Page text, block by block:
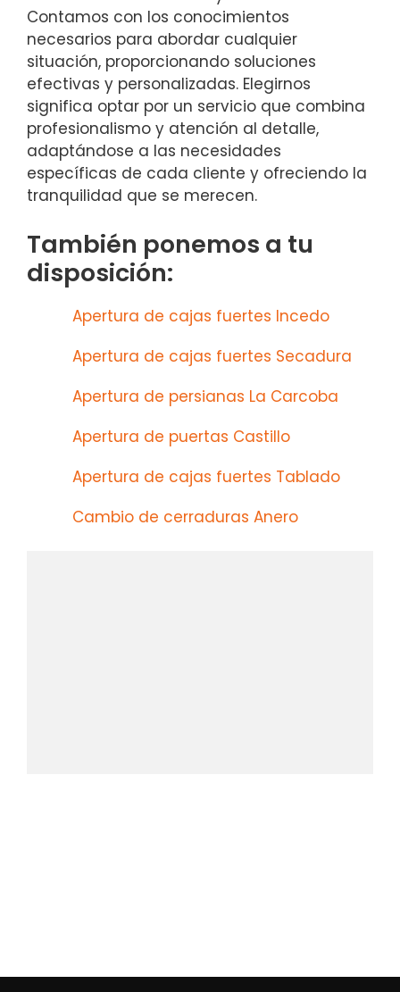
Contamos con los conocimientos
necesarios para abordar cualquier
situación, proporcionando soluciones
efectivas y personalizadas. Elegirnos
significa optar por un servicio que combina
profesionalismo y atención al detalle,
adaptándose a las necesidades
específicas de cada cliente y ofreciendo la
tranquilidad que se merecen.
También ponemos a tu
disposición:
Apertura de cajas fuertes Incedo
Apertura de cajas fuertes Secadura
Apertura de persianas La Carcoba
Apertura de puertas Castillo
Apertura de cajas fuertes Tablado
Cambio de cerraduras Anero